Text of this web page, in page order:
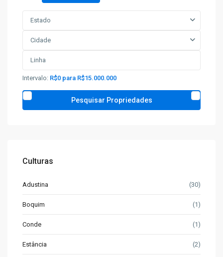
Estado
Cidade
Intervalo: R$0 para R$15.000.000
Culturas
Adustina (30)
Boquim (1)
Conde (1)
Estância (2)